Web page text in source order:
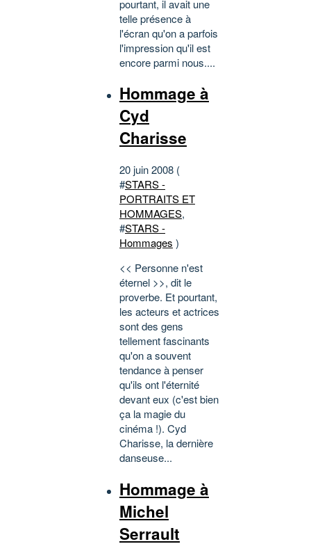
pourtant, il avait une
telle présence à
l'écran qu'on a parfois
l'impression qu'il est
encore parmi nous....
Hommage à
Cyd
Charisse
20 juin 2008 (
#STARS -
PORTRAITS ET
HOMMAGES,
#STARS -
Hommages )
<< Personne n'est
éternel >>, dit le
proverbe. Et pourtant,
les acteurs et actrices
sont des gens
tellement fascinants
qu'on a souvent
tendance à penser
qu'ils ont l'éternité
devant eux (c'est bien
ça la magie du
cinéma !). Cyd
Charisse, la dernière
danseuse...
Hommage à
Michel
Serrault